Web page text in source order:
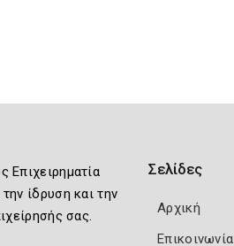
Επιχειρηματία
ίδρυση και την
σας.
Σελίδες
Αρχική
Επικοινωνία